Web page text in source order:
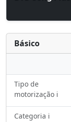
Básico
Tipo de
motorização ℹ️
Categoria ℹ️